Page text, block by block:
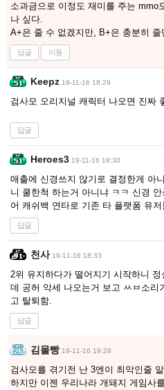
소과금으로 이정도 재미를 주는 mmo
나 싶다.
A+은 줄 수 없겠지만, B+은 충분히
답글 이동
Keepz 19-11-16 18:29
검사모 오리지널 캐릭터 나오면 진짜
답글
Heroes3 19-11-16 18:30
매출에 신경쓰지 않기로 결정한게 아
니 쿨한척 하는거 아니냐 ㅋㅋ 신경
어 캐쉬백 연타로 기존 타 플랫폼 유
답글
천사 19-11-16 18:33
2위 유지하다가 떨어지기 시작하니
데 공허 악세 나오는거 보고 ㅆㅂ소리
고 탈퇴함.
답글
김몰빵 19-11-16 19:28
검사모를 겪기전 난 3엔이 최악인줄
하지만 이젠 우리나라 개돼지 게임사